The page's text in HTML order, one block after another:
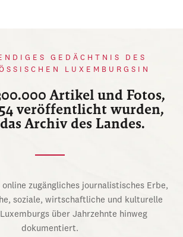
GEDÄCHTNIS DES
LUXEMBURGSIN
Artikel und Fotos,
veröffentlicht wurden,
Archiv des Landes.
zugängliches journalistisches Erbe,
soziale, wirtschaftliche und kulturelle
über Jahrzehnte hinweg
dokumentiert.